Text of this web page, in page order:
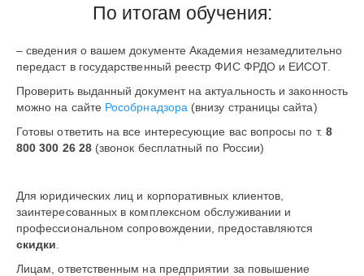
По итогам обучения:
– сведения о вашем документе Академия незамедлительно
передаст в государственный реестр ФИС ФРДО и ЕИСОТ.
Проверить выданный документ на актуальность и законность
можно на сайте Рособрнадзора (внизу страницы сайта)
Готовы ответить на все интересующие вас вопросы по т. 8
800 300 26 28(звонок бесплатный по России)
Для юридических лиц и корпоративных клиентов,
заинтересованных в комплексном обслуживании и
профессиональном сопровождении, предоставляются
скидки
Лицам, ответственным на предприятии за повышение